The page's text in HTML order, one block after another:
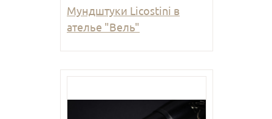
Мундштуки Licostini в
ателье "Вель"